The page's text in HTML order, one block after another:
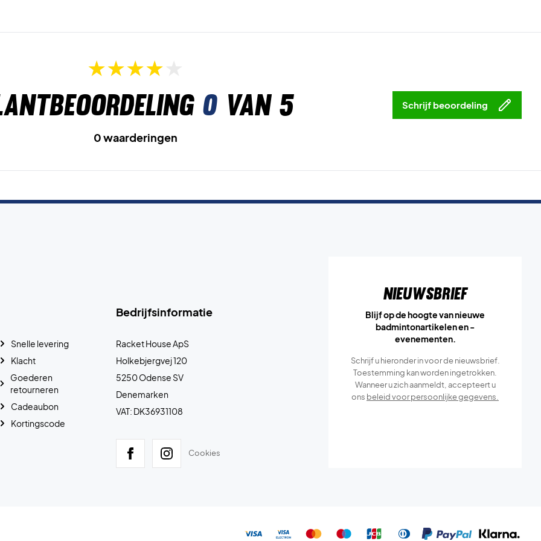
0van 5 Schrijf beoordeling
0 waarderingen
Bedrijfsinformatie
Racket House ApS
Holkebjergvej 120
5250 Odense SV
Denemarken
VAT: DK36931108
Cookies
Snelle levering
Klacht
Goederen
retourneren
Cadeaubon
Kortingscode
Nieuwsbrief
Blijf op de hoogte van nieuwe
badmintonartikelen en -
evenementen.
Schrijf u hieronder in voor de nieuwsbrief.
Toestemming kan worden ingetrokken.
Wanneer u zich aanmeldt, accepteert u
ons beleid voor persoonlijke gegevens.